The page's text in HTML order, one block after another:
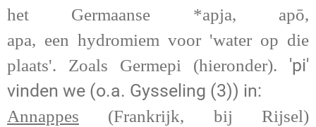
het Germaanse *apja, apō,
apa, een hydromiem voor 'water op die
plaats'. Zoals Germepi (hieronder).
'pi'
vinden we (o.a. Gysseling (3)) in:
Annappes (Frankrijk, bij Rijsel)